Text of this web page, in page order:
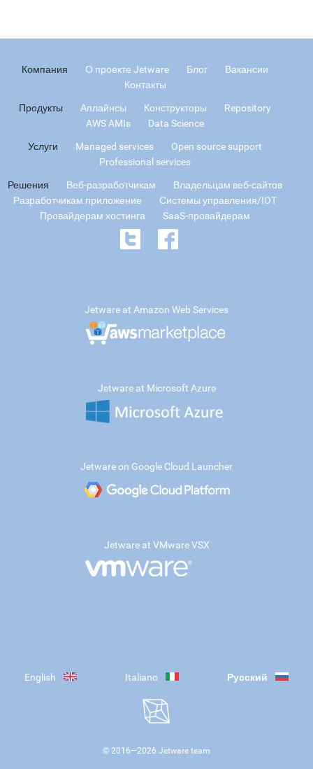
Компания О проекте Jetware Блог
Вакансии
Контакты
Продукты Аплайнсы Конструкторы
Repository
AWS AMIs
Data Science
Услуги Managed services
Open source support
Professional services
Решения Веб-разработчикам
Владельцам веб-сайтов
Разработчикам приложение
Системы управления/IOT
Провайдерам хостинга
SaaS-провайдерам
Jetware at Amazon Web Services
Jetware at Microsoft Azure
Jetware on Google Cloud Launcher
Jetware at VMware VSX
English Italiano Русский
© 2016—2026 Jetware team